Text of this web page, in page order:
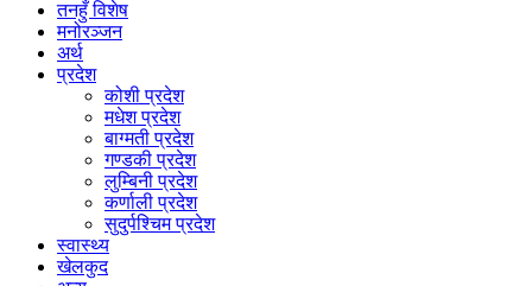
तनहुँ विशेष
मनोरञ्जन
अर्थ
प्रदेश
कोशी प्रदेश
मधेश प्रदेश
बाग्मती प्रदेश
गण्डकी प्रदेश
लुम्बिनी प्रदेश
कर्णाली प्रदेश
सुदुर्पश्चिम प्रदेश
स्वास्थ्य
खेलकुद